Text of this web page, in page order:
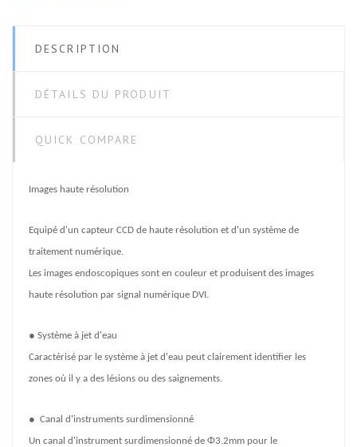
DESCRIPTION
DÉTAILS DU PRODUIT
QUICK COMPARE
Images haute résolution
Equipé d'un capteur CCD de haute résolution et d'un système de
traitement numérique.
Les images endoscopiques sont en couleur et produisent des images
haute résolution par signal numérique DVI.
● Système à jet d'eau
Caractérisé par le système à jet d'eau peut clairement identifier les
zones où il y a des lésions ou des saignements.
● Canal d'instruments surdimensionné
Un canal d'instrument surdimensionné de Φ3.2mm pour le